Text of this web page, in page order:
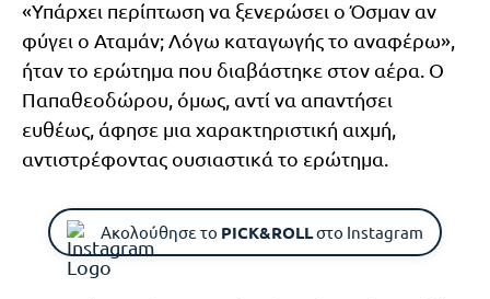
«Υπάρχει περίπτωση να ξενερώσει ο Όσμαν αν
φύγει ο Αταμάν; Λόγω καταγωγής το αναφέρω»,
ήταν το ερώτημα που διαβάστηκε στον αέρα. Ο
Παπαθεοδώρου, όμως, αντί να απαντήσει
ευθέως, άφησε μια χαρακτηριστική αιχμή,
αντιστρέφοντας ουσιαστικά το ερώτημα.
Ακολούθησε το PICK&ROLLστο Instagram